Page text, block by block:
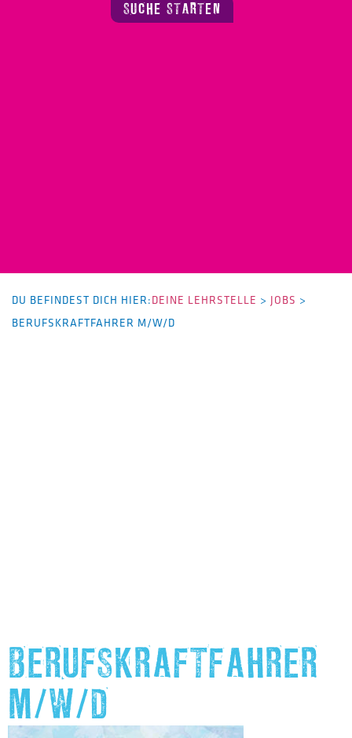
SUCHE STARTEN
DU BEFINDEST DICH HIER:DEINE LEHRSTELLE > JOBS >
BERUFSKRAFTFAHRER M/W/D
BERUFSKRAFTFAHRER
M/W/D